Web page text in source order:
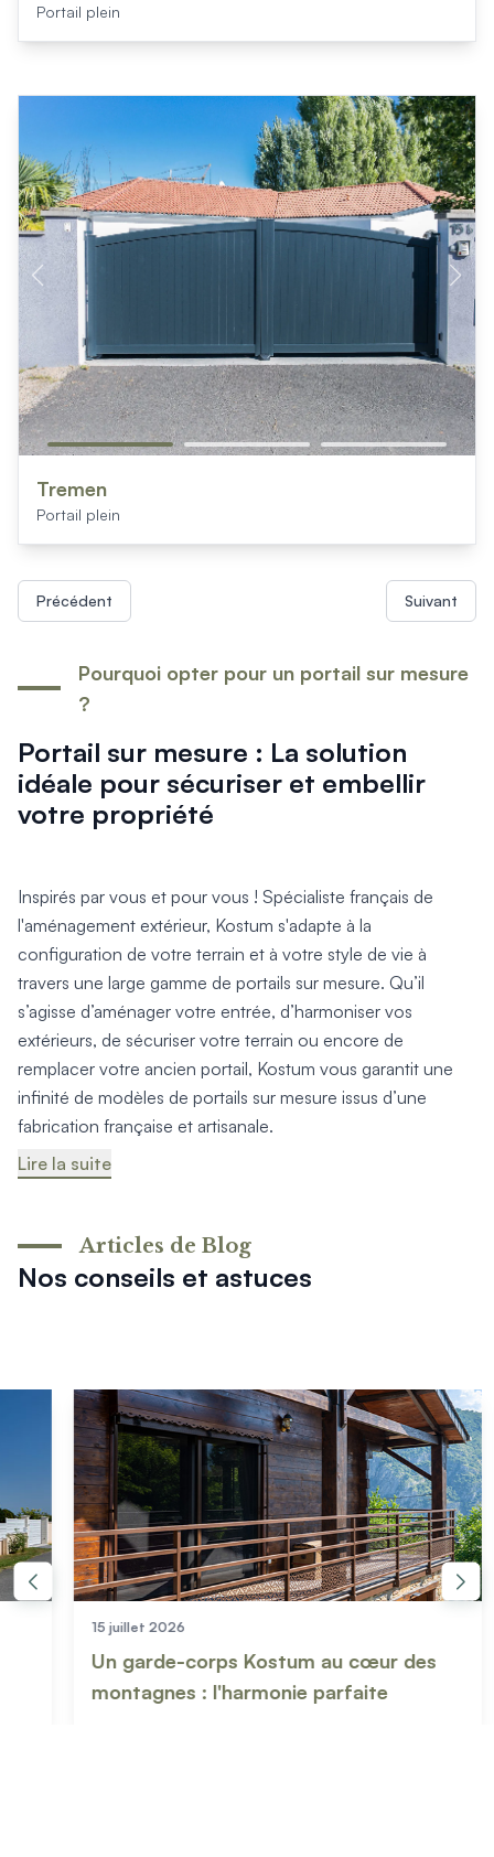
Portail plein
Tremen
Portail plein
Précédent Suivant
Portail sur mesure : La solution
idéale pour sécuriser et embellir
votre propriété
Pourquoi opter pour un portail sur mesure
?
Inspirés par vous et pour vous ! Spécialiste français de
l'aménagement extérieur, Kostum s'adapte à la
configuration de votre terrain et à votre style de vie à
travers une large gamme de portails sur mesure. Qu’il
s’agisse d’aménager votre entrée, d’harmoniser vos
extérieurs, de sécuriser votre terrain ou encore de
remplacer votre ancien portail, Kostum vous garantit une
infinité de modèles de portails sur mesure issus d’une
fabrication française et artisanale.
Lire la suite
Nos conseils et astuces
Articles de Blog
15 juillet 2026
Un garde-corps Kostum au cœur des
montagnes : l'harmonie parfaite